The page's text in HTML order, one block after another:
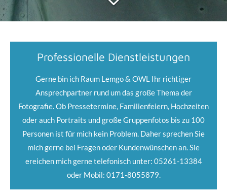
Professionelle Dienstleistungen
Gerne bin ich Raum Lemgo & OWL Ihr richtiger
Ansprechpartner rund um das große Thema der
Fotografie. Ob Pressetermine, Familienfeiern, Hochzeiten
oder auch Portraits und große Gruppenfotos bis zu 100
Personen ist für mich kein Problem. Daher sprechen Sie
mich gerne bei Fragen oder Kundenwünschen an. Sie
ereichen mich gerne telefonisch unter: 05261-13384
oder Mobil: 0171-8055879.